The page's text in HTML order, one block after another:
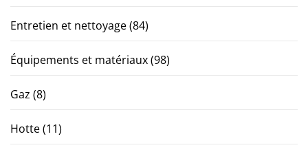
Entretien et nettoyage(84)
Équipements et matériaux(98)
Gaz (8)
Hotte(11)